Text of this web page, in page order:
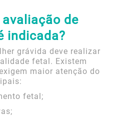
avaliação de
indicada?
grávida deve realizar
fetal. Existem
maior atenção do
fetal;